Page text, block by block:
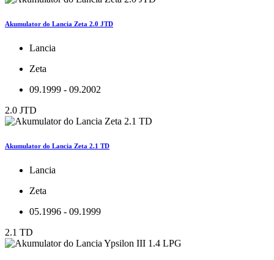
Akumulator do Lancia Zeta 2.0 JTD
Lancia
Zeta
09.1999 - 09.2002
2.0 JTD
Akumulator do Lancia Zeta 2.1 TD
Lancia
Zeta
05.1996 - 09.1999
2.1 TD